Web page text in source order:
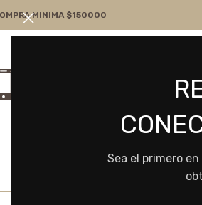
Sea el primero
MINIMA $150000